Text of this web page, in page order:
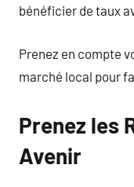
bénéficier de taux
Prenez en compte
marché local pour
Prenez les
Avenir